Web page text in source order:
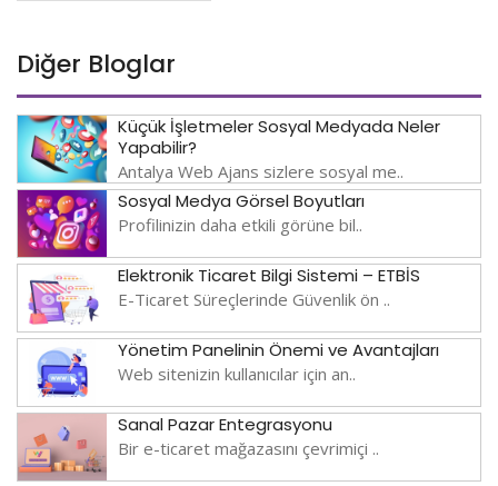
Diğer Bloglar
Küçük İşletmeler Sosyal Medyada Neler
Yapabilir?
Antalya Web Ajans sizlere sosyal me..
Sosyal Medya Görsel Boyutları
Profilinizin daha etkili görüne bil..
Elektronik Ticaret Bilgi Sistemi – ETBİS
E-Ticaret Süreçlerinde Güvenlik ön ..
Yönetim Panelinin Önemi ve Avantajları
Web sitenizin kullanıcılar için an..
Sanal Pazar Entegrasyonu
Bir e-ticaret mağazasını çevrimiçi ..